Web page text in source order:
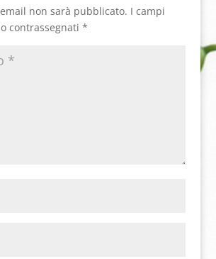
non sarà pubblicato. I campi
contrassegnati *